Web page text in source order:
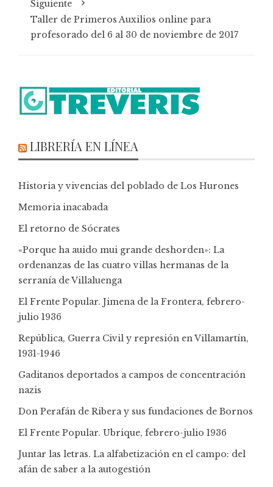
Siguiente
Taller de Primeros Auxilios online para
profesorado del 6 al 30 de noviembre de 2017
LIBRERÍA EN LÍNEA
Historia y vivencias del poblado de Los Hurones
Memoria inacabada
El retorno de Sócrates
«Porque ha auido mui grande deshorden»: La
ordenanzas de las cuatro villas hermanas de la
serranía de Villaluenga
El Frente Popular. Jimena de la Frontera, febrero-
julio 1936
República, Guerra Civil y represión en Villamartín,
1931-1946
Gaditanos deportados a campos de concentración
nazis
Don Perafán de Ribera y sus fundaciones de Bornos
El Frente Popular. Ubrique, febrero-julio 1936
Juntar las letras. La alfabetización en el campo: del
afán de saber a la autogestión